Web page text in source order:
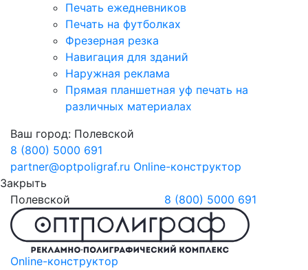
Печать ежедневников
Печать на футболках
Фрезерная резка
Навигация для зданий
Наружная реклама
Прямая планшетная уф печать на
различных материалах
Ваш город: Полевской
8 (800) 5000 691
partner@optpoligraf.ru Online-конструктор
Закрыть
Полевской
8 (800) 5000 691
Online-конструктор